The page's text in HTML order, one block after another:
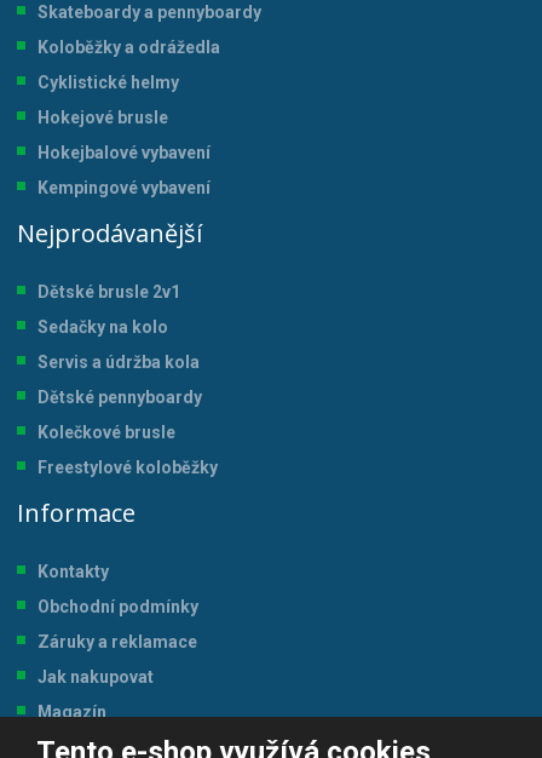
Skateboardy a pennyboardy
Koloběžky a odrážedla
Cyklistické helmy
Hokejové brusle
Hokejbalové vybavení
Kempingové vybavení
Nejprodávanější
Dětské brusle 2v1
Sedačky na kolo
Servis a údržba kola
Dětské pennyboardy
Kolečkové brusle
Freestylové koloběžky
Informace
Kontakty
Obchodní podmínky
Záruky a reklamace
Jak nakupovat
Magazín
Tabulka velikostí